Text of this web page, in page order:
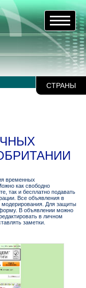
СТРАНЫ
временных
как свободно
так и бесплатно подавать
Все объявления в
модерирования. Для защиты
В объявлении можно
в личном
заметки.